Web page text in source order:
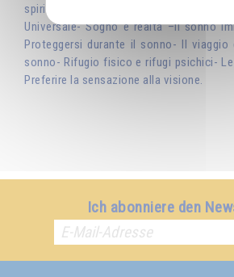
spirituale –La visione di Dio- Il vero
Universale- Sogno e realtà –Il sonno
Proteggersi durante il sonno- Il viaggio
sonno- Rifugio fisico e rifugi psichici-
Preferire la sensazione alla visione.
Ich abonniere den